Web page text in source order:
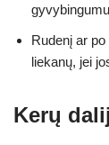
Rudenį ar
liekanų, jei
Kerų